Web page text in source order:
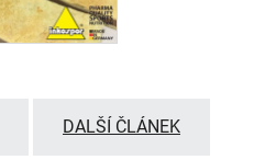
DALŠÍ ČLÁNEK